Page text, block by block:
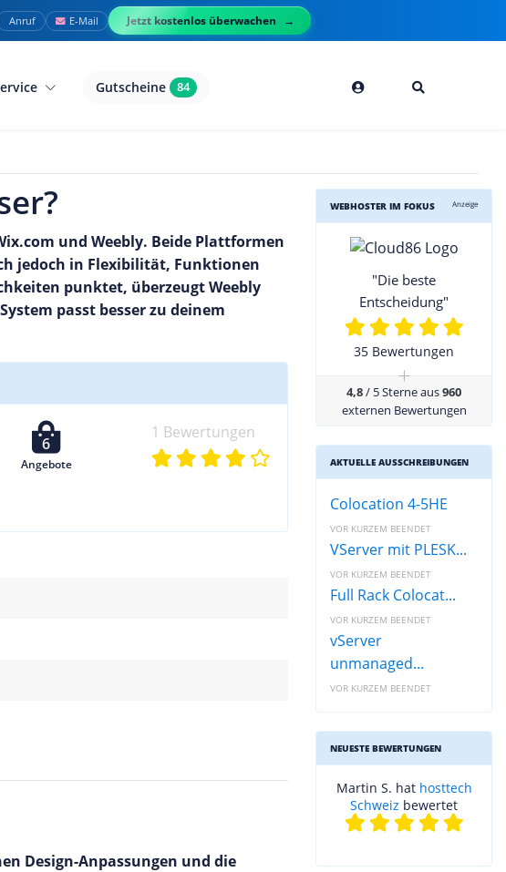
Anruf E-Mail Jetzt kostenlos überwachen
Gutscheine 84
und Weebly. Beide Plattformen
jedoch in Flexibilität, Funktionen
punktet, überzeugt Weebly
passt besser zu deinem
6
Angebote
1 Bewertungen
Design-Anpassungen und die
WEBHOSTER IM FOKUS Anzeige
"Die beste
Entscheidung"
35 Bewertungen
+
4,8/ 5 Sterne aus960
externen Bewertungen
AKTUELLE AUSSCHREIBUNGEN
Colocation 4-5HE
VOR KURZEM BEENDET
VServer mit PLESK...
VOR KURZEM BEENDET
Full Rack Colocat...
VOR KURZEM BEENDET
vServer
unmanaged...
VOR KURZEM BEENDET
NEUESTE BEWERTUNGEN
Martin S. hat hosttech
Schweiz bewertet